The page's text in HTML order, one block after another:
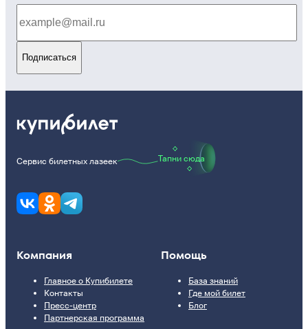
Подписаться
Сервис билетных лазеек Тапни сюда
Компания
Главное о Купибилете
Контакты
Пресс-центр
Партнерская программа
Помощь
База знаний
Где мой билет
Блог